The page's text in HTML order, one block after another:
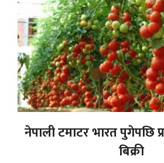
नेपाली टमाटर भारत पुगेपछि
बिक्री